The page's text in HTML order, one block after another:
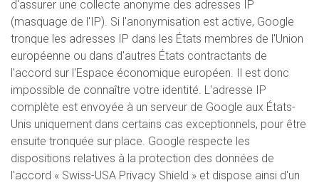
d'assurer une collecte anonyme des adresses IP
(masquage de l'IP). Si l'anonymisation est active, Google
tronque les adresses IP dans les États membres de l'Union
européenne ou dans d'autres États contractants de
l'accord sur l'Espace économique européen. Il est donc
impossible de connaître votre identité. L'adresse IP
complète est envoyée à un serveur de Google aux États-
Unis uniquement dans certains cas exceptionnels, pour être
ensuite tronquée sur place. Google respecte les
dispositions relatives à la protection des données de
l'accord « Swiss-USA Privacy Shield » et dispose ainsi d'un